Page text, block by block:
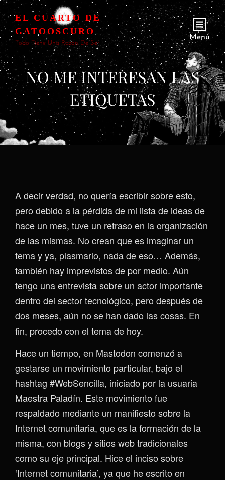
EL CUARTO DE
GATOOSCURO
Todo Tiene Una Razón De Ser
Menú
NO ME INTERESAN LAS
ETIQUETAS
A decir verdad, no quería escribir sobre esto,
pero debido a la pérdida de mi lista de ideas de
hace un mes, tuve un retraso en la organización
de las mismas. No crean que es imaginar un
tema y ya, plasmarlo, nada de eso… Además,
también hay imprevistos de por medio. Aún
tengo una entrevista sobre un actor importante
dentro del sector tecnológico, pero después de
dos meses, aún no se han dado las cosas. En
fin, procedo con el tema de hoy.
Hace un tiempo, en Mastodon comenzó a
gestarse un movimiento particular, bajo el
hashtag #WebSencilla, iniciado por la usuaria
Maestra Paladín. Este movimiento fue
respaldado mediante un manifiesto sobre la
Internet comunitaria, que es la formación de la
misma, con blogs y sitios web tradicionales
como su eje principal. Hice el inciso sobre
‘Internet comunitaria’, ya que he escrito en